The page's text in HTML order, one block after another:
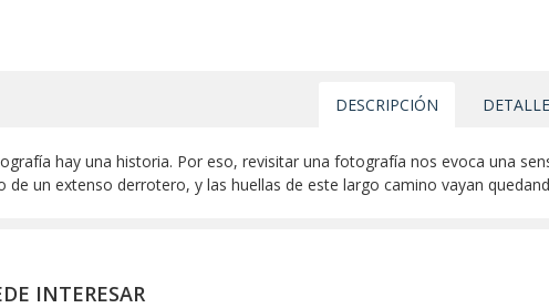
DESCRIPCIÓN
hay una historia. Por eso, revisitar una fotografía nos evoca una
de un extenso derrotero, y las huellas de este largo camino vayan
INTERESAR